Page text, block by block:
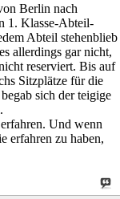
Berlin nach
1. Klasse-Abteil-
Abteil stehenblieb
allerdings gar nicht,
reserviert. Bis auf
Sitzplätze für die
sich der teigige
Und wenn
erfahren zu haben,